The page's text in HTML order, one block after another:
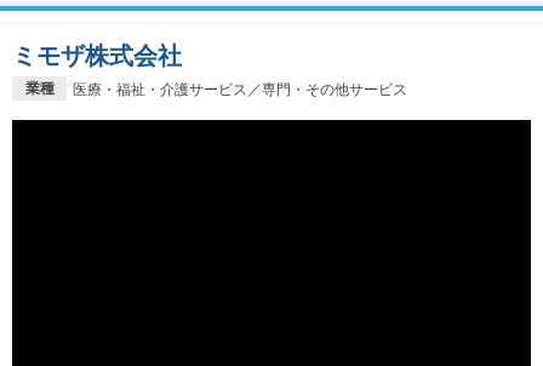
イベントを探す スカウト お知らせ
就活ノウハウ・サポート
業種 医療・福祉・介護サービス／専門・その他サービス
ミモザ株式会社